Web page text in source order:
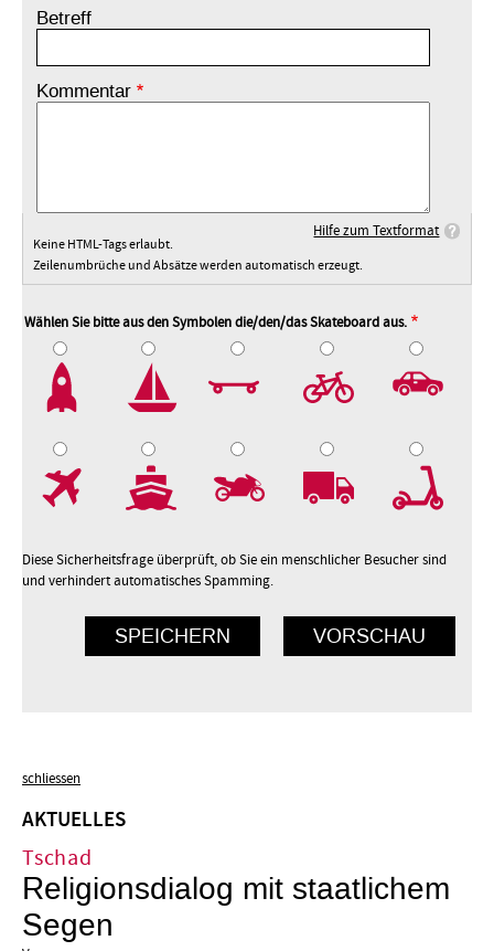
Betreff
Kommentar
Hilfe zum Textformat
Keine HTML-Tags erlaubt.
Zeilenumbrüche und Absätze werden automatisch erzeugt.
Wählen Sie bitte aus den Symbolen die/den/das Skateboard aus.
Diese Sicherheitsfrage überprüft, ob Sie ein menschlicher Besucher sind
und verhindert automatisches Spamming.
schliessen
AKTUELLES
Tschad
Religionsdialog mit staatlichem
Segen